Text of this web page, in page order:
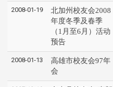
2008-01-19
北加州校友会2008
年度冬季及春季
（1月至6月）活动
预告
2008-01-13
高雄市校友会97年
会